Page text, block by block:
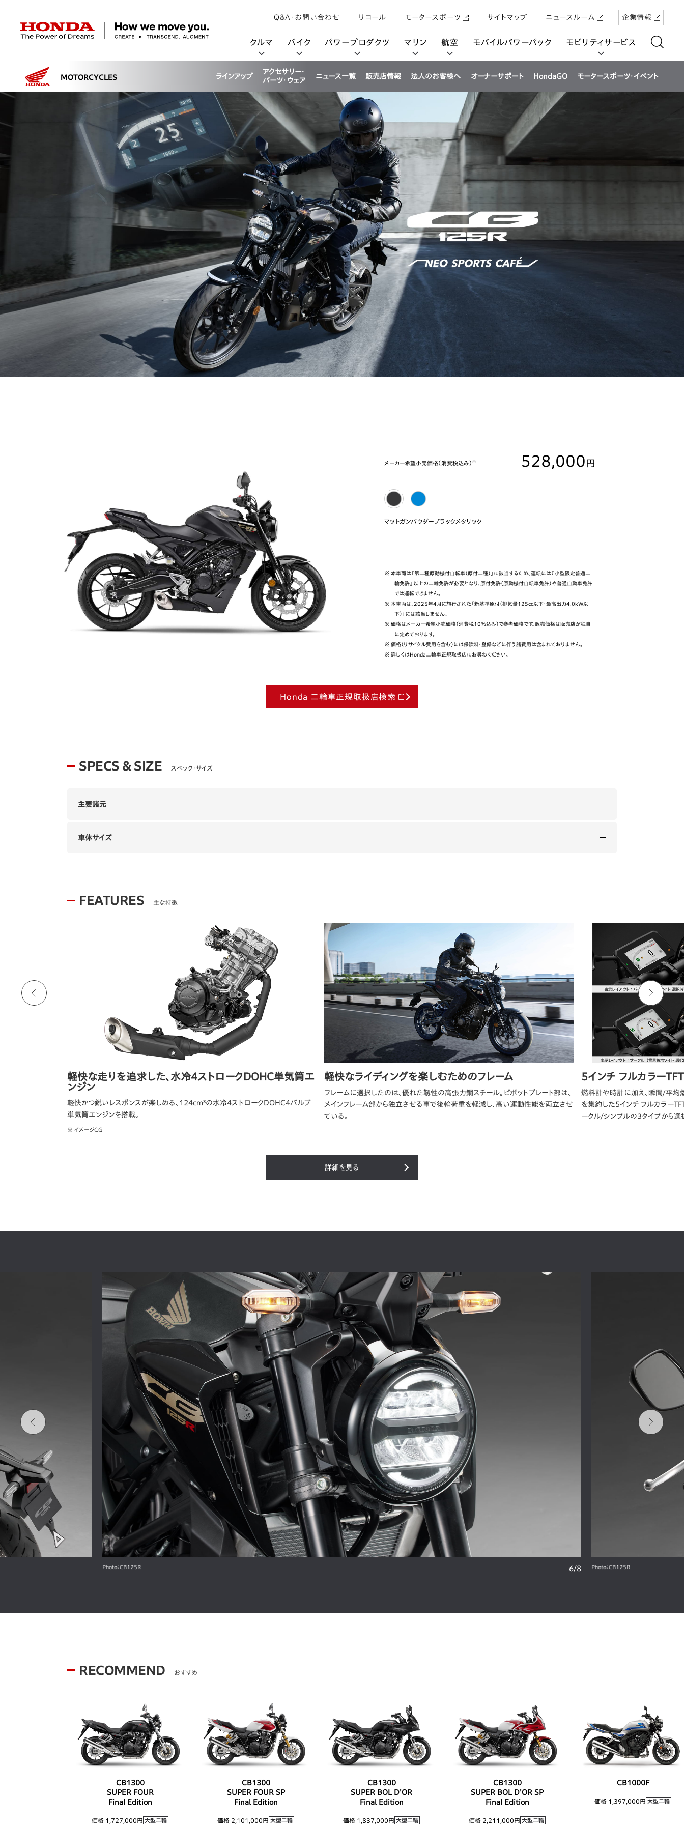
HONDA The Power of Dreams
クルマ
クルマ
コンパクトカー
SUV
購入検討中の方へ
販売店検索
展示・試乗車検索
セルフ見積り
オーナーサポート
Honda Total Care
アフターサービス
Honda CONNECT
My Honda
「Super-ONE」を5月22日（金）に発売
バイク
バイク
バイクレンタル
アクセサリー
ライディングギア
取扱説明書/
パーツカタログ
HondaGO
バイクアプリ
原付一種の電動二輪パーソナルコ
パワープロダクツ
パワープロダクツ
パワープロダクツ一覧
無償修理情報
取扱説明書
カタログ閲覧
取扱店検索
パワープロダクツブランド
パワープロダクツ
マリン
マリン
販売・修理店検索
取扱説明書
価格表
カタログ閲覧
水上のカーボンニュートラル
「電動推進機」
世界のプロが選んだ Honda
動画ギャラリー
Honda Marine DNA
テクノロジー
マリン
航空
航空
航空エンジン
航空
モバイルパワーパック
モバイルパワーパック
航空
モビリティサービス
モビリティサービス
Honda Monthly
バイク
HondaGO BIKE
RENTAL
自転車
SmaChari
モビリティロボット
HondaJet Sharing
Service
UNI-ONE
Q&A・お問い合わせ リコール モータースポーツ サイトマップ ニュースルーム 企業情報
MOTORCYCLES ラインアップ
アクセサリー・
パーツ・ウェア
ニュース一覧 販売店情報 法人のお客様へ オーナーサポート HondaGO モータースポーツ・イベント
メーカー希望小売価格（消費税込み） ※ 528,000 円
マットガンパウダーブラックメタリック
※ 本車両は「第二種原動機付自転車（原付二種）」に該当するため、運転には『小型限定普通二
輪免許』以上の二輪免許が必要となり、原付免許（原動機付自転車免許）や普通自動車免許
では運転できません。
※ 本車両は、2025年4月に施行された「新基準原付（排気量125cc以下・最高出力4.0kW以
下）」には該当しません。
※ 価格はメーカー希望小売価格（消費税10%込み）で参考価格です。販売価格は販売店が独自
に定めております。
※ 価格（リサイクル費用を含む）には保険料・登録などに伴う諸費用は含まれておりません。
※ 詳しくはHonda二輪車正規取扱店にお尋ねください。
Honda 二輪車正規取扱店検索
SPECS & SIZE スペック・サイズ
主要諸元
車体サイズ
FEATURES 主な特徴
軽快な走りを追求した、水冷4ストロークDOHC単気筒エ
ンジン
軽快かつ鋭いレスポンスが楽しめる、124cm³の水冷4ストロークDOHC4バルブ
単気筒エンジンを搭載。
※ イメージCG
軽快なライディングを楽しむためのフレーム
フレームに選択したのは、優れた靱性の高張力鋼スチール。ピボットプレート部は、
メインフレーム部から独立させる事で後輪荷重を軽減し、高い運動性能を両立させ
ている。
5インチ フルカラー
燃料計や時計に加え、瞬間/平均
を集約した5インチ フルカラー
ークル/シンプルの3タイプから選
詳細を見る
Photo：CB125R Photo：CB125R
6/8
RECOMMEND おすすめ
CB1300
SUPER FOUR
Final Edition
価格 1,727,000円
CB1300
SUPER FOUR SP
Final Edition
価格 2,101,000円
CB1300
SUPER BOL D'OR
Final Edition
価格 1,837,000円
CB1300
SUPER BOL D'OR SP
Final Edition
価格 2,211,000円
CB1000F
価格 1,397,000円